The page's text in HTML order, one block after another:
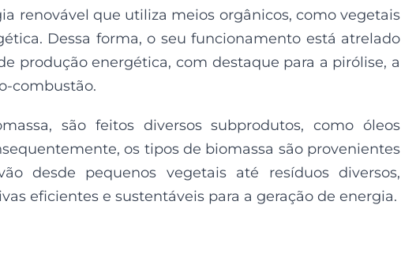
renovável que utiliza meios orgânicos, como vegetais
Dessa forma, o seu funcionamento está atrelado
produção energética, com destaque para a pirólise, a
combustão.
são feitos diversos subprodutos, como óleos
os tipos de biomassa são provenientes
desde pequenos vegetais até resíduos diversos,
eficientes e sustentáveis para a geração de energia.